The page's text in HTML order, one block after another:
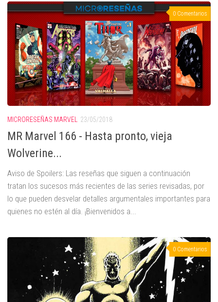
0 Comentarios
MICRORESEÑAS MARVEL 23/05/2018
MR Marvel 166 - Hasta pronto, vieja
Wolverine...
Aviso de Spoilers: Las reseñas que siguen a continuación
tratan los sucesos más recientes de las series revisadas, por
lo que pueden desvelar detalles argumentales importantes para
quienes no estén al día. ¡Bienvenidos a...
0 Comentarios